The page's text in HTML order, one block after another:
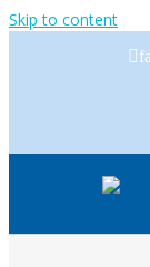
Skip to content